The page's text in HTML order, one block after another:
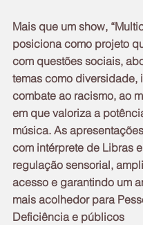
Mais que um show,
posiciona como projeto
com questões sociais,
temas como diversidade,
combate ao racismo, ao
em que valoriza a
música. As
com intérprete de Libras
regulação sensorial,
acesso e garantindo um
mais acolhedor para
Deficiência e públicos